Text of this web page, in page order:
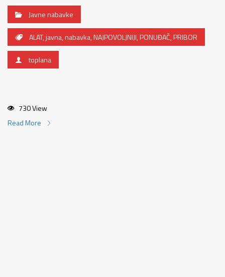
Javne nabavke
ALAT,javna,nabavka,NAJPOVOLJNIJI,PONUĐAČ,PRIBOR
toplana
730 View
Read More